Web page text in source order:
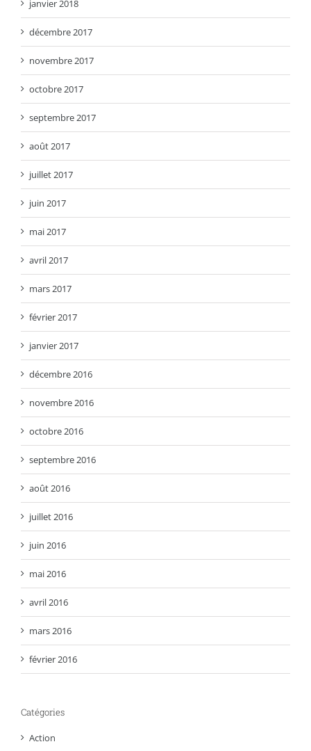
janvier 2018
décembre 2017
novembre 2017
octobre 2017
septembre 2017
août 2017
juillet 2017
juin 2017
mai 2017
avril 2017
mars 2017
février 2017
janvier 2017
décembre 2016
novembre 2016
octobre 2016
septembre 2016
août 2016
juillet 2016
juin 2016
mai 2016
avril 2016
mars 2016
février 2016
Catégories
Action